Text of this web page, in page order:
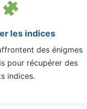
les indices
des énigmes
pour récupérer des
indices.